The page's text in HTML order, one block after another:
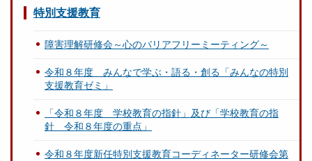
特別支援教育
障害理解研修会～心のバリアフリーミーティング～
令和８年度 みんなで学ぶ・語る・創る「みんなの特別
支援教育ゼミ」
「令和８年度 学校教育の指針」及び「学校教育の指
針 令和８年度の重点」
令和８年度新任特別支援教育コーディネーター研修会第